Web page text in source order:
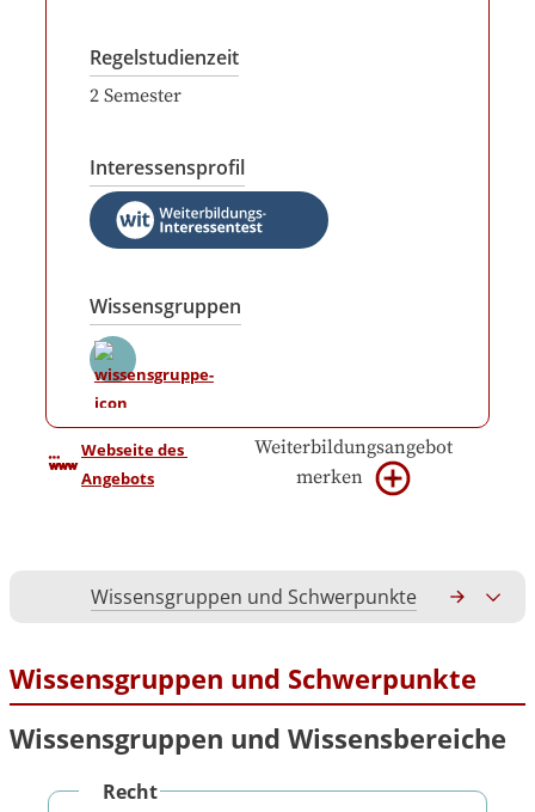
Regelstudienzeit
2 Semester
Interessensprofil
Wissensgruppen
Webseite des
Angebots
Weiterbildungsangebot
merken
Wissensgruppen und Schwerpunkte
Wissensgruppen und Schwerpunkte
Wissensgruppen und Wissensbereiche
Recht